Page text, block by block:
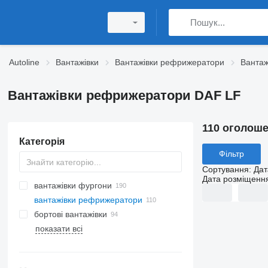
Autoline Вантажівки Вантажівки рефрижератори
Вантажівки рефрижератори DAF LF
Категорія
вантажівки фургони
вантажівки рефрижератори
бортовi вантажівки
показати всі
110
Фільтр
Сортування:
Дата